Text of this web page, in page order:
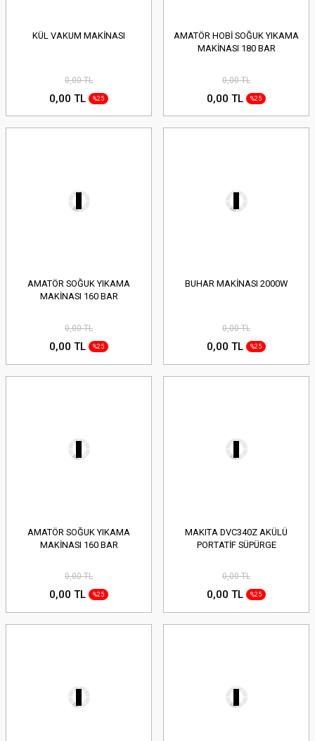
KÜL VAKUM MAKİNASI
0,00 TL
0,00 TL %25
AMATÖR HOBİ SOĞUK YIKAMA
MAKİNASI 180 BAR
0,00 TL
0,00 TL %25
AMATÖR SOĞUK YIKAMA
MAKİNASI 160 BAR
0,00 TL
0,00 TL %25
BUHAR MAKİNASI 2000W
0,00 TL
0,00 TL %25
AMATÖR SOĞUK YIKAMA
MAKİNASI 160 BAR
0,00 TL
0,00 TL %25
MAKITA DVC340Z AKÜLÜ
PORTATİF SÜPÜRGE
0,00 TL
0,00 TL %25